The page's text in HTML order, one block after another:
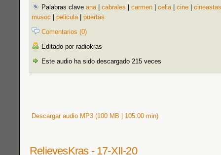
Palabras clave ana| cabrales carmen celia| cine
cineastas
musoc
pelicula| puertas
Comentarios (0)
Editado por radiokras
Este audio ha sido descargado 215 veces
Descargar audio MP3 (100 MB | 105:00 min)
RelievesKras - 17-XII-20